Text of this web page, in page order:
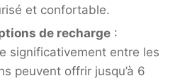
et confortable.
de recharge:
significativement entre les
peuvent offrir jusqu’à 6